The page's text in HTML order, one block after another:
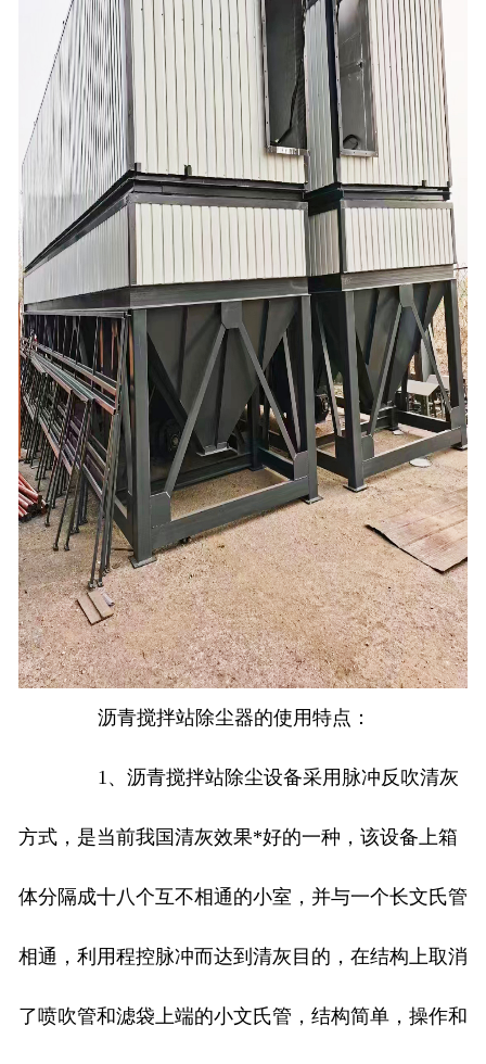
沥青搅拌站除尘器的使用特点：
1、沥青搅拌站除尘设备采用脉冲反吹清灰
方式，是当前我国清灰效果*好的一种，该设备上箱
体分隔成十八个互不相通的小室，并与一个长文氏管
相通，利用程控脉冲而达到清灰目的，在结构上取消
了喷吹管和滤袋上端的小文氏管，结构简单，操作和